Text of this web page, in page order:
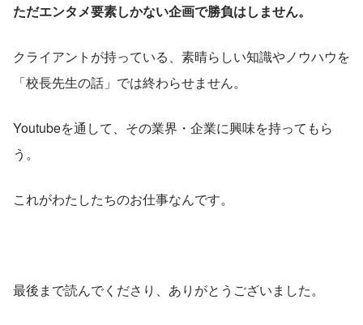
ただエンタメ要素しかない企画で勝負はしません。
クライアントが持っている、素晴らしい知識やノウハウを
「校長先生の話」では終わらせません。
Youtubeを通して、その業界・企業に興味を持ってもら
う。
これがわたしたちのお仕事なんです。
最後まで読んでくださり、ありがとうございました。